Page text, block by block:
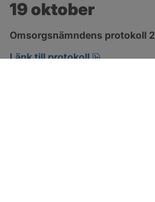
19 oktober
Omsorgsnämndens protokoll
Länk till protokoll
pdf, 360.6